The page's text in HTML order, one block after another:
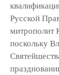
Русской
митрополит
поскольку